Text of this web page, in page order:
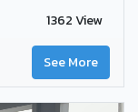
1362 View
See More